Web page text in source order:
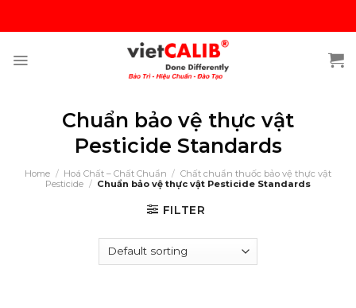
content
Chuẩn bảo vệ thực vật
Pesticide Standards
Home / Hoá Chất – Chất Chuẩn / Chất chuẩn thuốc bảo vệ thực vật
Pesticide / Chuẩn bảo vệ thực vật Pesticide Standards
FILTER